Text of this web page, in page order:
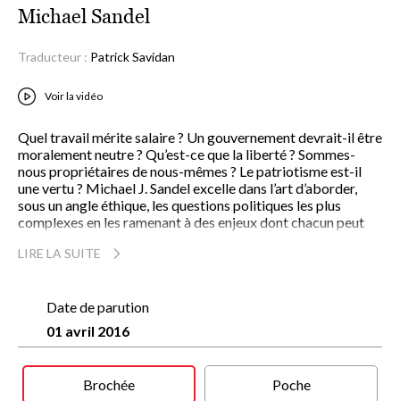
Michael Sandel
Traducteur : Patrick Savidan
Voir la vidéo
Quel travail mérite salaire ? Un gouvernement devrait-il être
moralement neutre ? Qu’est-ce que la liberté ? Sommes-
nous propriétaires de nous-mêmes ? Le patriotisme est-il
une vertu ? Michael J. Sandel excelle dans l’art d’aborder,
sous un angle éthique, les questions politiques les plus
complexes en les ramenant à des enjeux dont chacun peut
questions. »
dont on sort transformé. »
Publishers Weekly
LIRE LA SUITE
Date de parution
01 avril 2016
Brochée Poche